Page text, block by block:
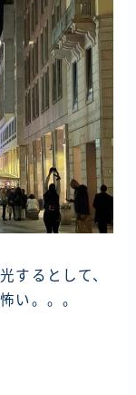
するとして、
い。。。